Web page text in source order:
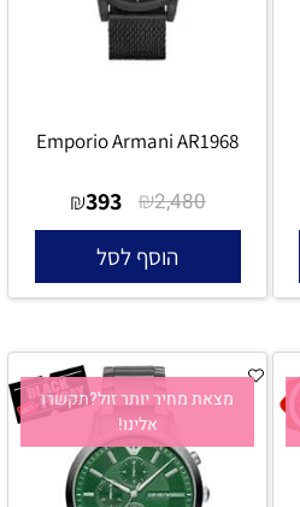
Emporio Armani AR1968
₪2,480
₪393
הוסף לסל
מצאת מחיר יותר זול?תקשרו
אלינו!